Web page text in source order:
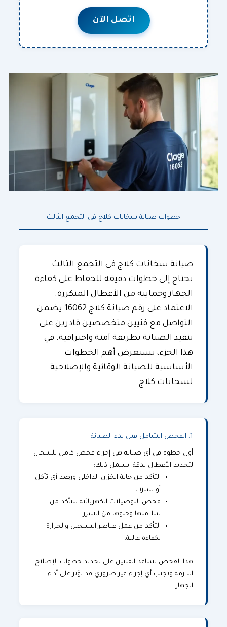
اتصل الآن
خطوات صيانة سخانات كلاج في التجمع الثالث
صيانة سخانات كلاج في التجمع الثالث
تحتاج إلى خطوات دقيقة للحفاظ على كفاءة
الجهاز وحمايته من الأعطال المتكررة.
الاعتماد على رقم صيانة كلاج 16062 يضمن
التواصل مع فنيين متخصصين قادرين على
تنفيذ الصيانة بطريقة آمنة واحترافية. في
هذا الجزء، نستعرض أهم الخطوات
الأساسية للصيانة الوقائية والإصلاحية
لسخانات كلاج.
1. الفحص الشامل قبل بدء الصيانة
أول خطوة في أي صيانة هي إجراء فحص كامل للسخان
لتحديد الأعطال بدقة. يشمل ذلك:
التأكد من حالة الخزان الداخلي ورصد أي تآكل
أو تسرب.
فحص التوصيلات الكهربائية للتأكد من
سلامتها وخلوها من الشرر.
التأكد من عمل عناصر التسخين والحرارة
بكفاءة عالية.
هذا الفحص يساعد الفنيين على تحديد خطوات الإصلاح
اللازمة وتجنب أي إجراء غير ضروري قد يؤثر على أداء
الجهاز.